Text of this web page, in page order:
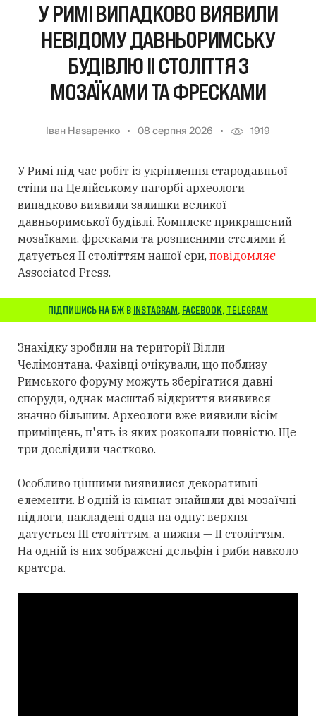
У РИМІ ВИПАДКОВО ВИЯВИЛИ
НЕВІДОМУ ДАВНЬОРИМСЬКУ
БУДІВЛЮ II СТОЛІТТЯ З
МОЗАЇКАМИ ТА ФРЕСКАМИ
Іван Назаренко 08 серпня 2026 1919
У Римі під час робіт із укріплення стародавньої
стіни на Целійському пагорбі археологи
випадково виявили залишки великої
давньоримської будівлі. Комплекс прикрашений
мозаїками, фресками та розписними стелями й
датується II століттям нашої ери, повідомляє
Associated Press.
ПІДПИШИСЬ НА БЖ В INSTAGRAM, FACEBOOK, TELEGRAM
Знахідку зробили на території Вілли
Челімонтана. Фахівці очікували, що поблизу
Римського форуму можуть зберігатися давні
споруди, однак масштаб відкриття виявився
значно більшим. Археологи вже виявили вісім
приміщень, п'ять із яких розкопали повністю. Ще
три дослідили частково.
Особливо цінними виявилися декоративні
елементи. В одній із кімнат знайшли дві мозаїчні
підлоги, накладені одна на одну: верхня
датується III століттям, а нижня — II століттям.
На одній із них зображені дельфін і риби навколо
кратера.